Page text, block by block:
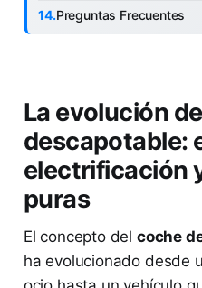
Preguntas Frecuentes
La evolución
descapotable:
electrificación
puras
El concepto del coche
ha evolucionado desde